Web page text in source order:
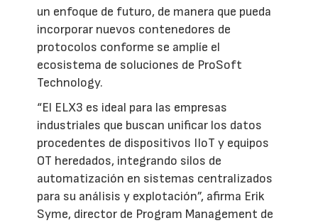
un enfoque de futuro, de manera que pueda
incorporar nuevos contenedores de
protocolos conforme se amplíe el
ecosistema de soluciones de ProSoft
Technology.
“El ELX3 es ideal para las empresas
industriales que buscan unificar los datos
procedentes de dispositivos IIoT y equipos
OT heredados, integrando silos de
automatización en sistemas centralizados
para su análisis y explotación”, afirma Erik
Syme, director de Program Management de